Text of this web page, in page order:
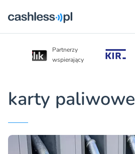
Partnerzy
wspierający
karty paliwowe